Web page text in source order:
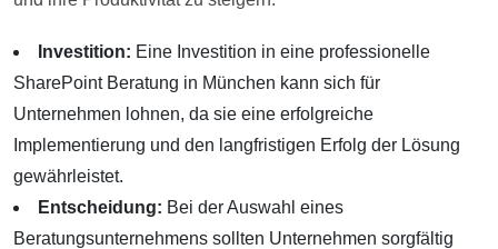
Investition: Eine Investition in eine professionelle
SharePoint Beratung in München kann sich für
Unternehmen lohnen, da sie eine erfolgreiche
Implementierung und den langfristigen Erfolg der Lösung
gewährleistet.
Entscheidung: Bei der Auswahl eines
Beratungsunternehmens sollten Unternehmen sorgfältig